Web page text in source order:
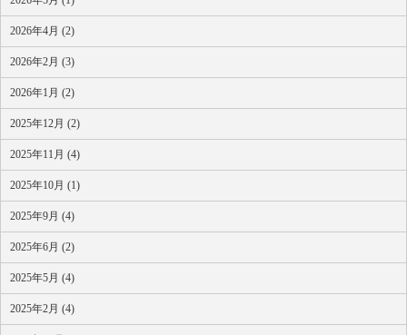
2026年4月 (2)
2026年2月 (3)
2026年1月 (2)
2025年12月 (2)
2025年11月 (4)
2025年10月 (1)
2025年9月 (4)
2025年6月 (2)
2025年5月 (4)
2025年2月 (4)